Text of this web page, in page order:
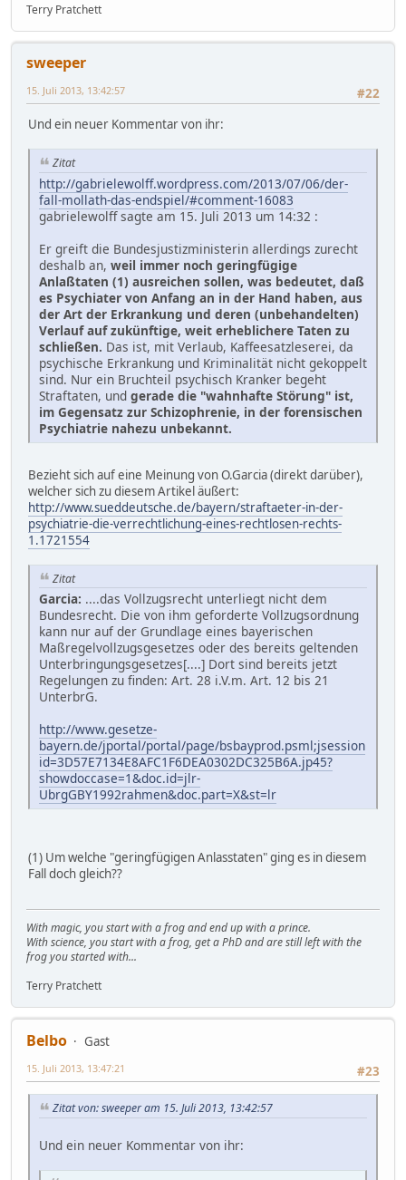
Terry Pratchett
sweeper
#22
15. Juli 2013, 13:42:57
Und ein neuer Kommentar von ihr:
Zitat
http://gabrielewolff.wordpress.com/2013/07/06/der-
fall-mollath-das-endspiel/#comment-16083
gabrielewolff sagte am 15. Juli 2013 um 14:32 :
Er greift die Bundesjustizministerin allerdings zurecht
deshalb an, weil immer noch geringfügige
Anlaßtaten (1) ausreichen sollen, was bedeutet, daß
es Psychiater von Anfang an in der Hand haben, aus
der Art der Erkrankung und deren (unbehandelten)
Verlauf auf zukünftige, weit erheblichere Taten zu
schließen. Das ist, mit Verlaub, Kaffeesatzleserei, da
psychische Erkrankung und Kriminalität nicht gekoppelt
sind. Nur ein Bruchteil psychisch Kranker begeht
Straftaten, und gerade die "wahnhafte Störung" ist,
im Gegensatz zur Schizophrenie, in der forensischen
Psychiatrie nahezu unbekannt.
Bezieht sich auf eine Meinung von O.Garcia (direkt darüber),
welcher sich zu diesem Artikel äußert:
http://www.sueddeutsche.de/bayern/straftaeter-in-der-
psychiatrie-die-verrechtlichung-eines-rechtlosen-rechts-
1.1721554
Zitat
Garcia: ....das Vollzugsrecht unterliegt nicht dem
Bundesrecht. Die von ihm geforderte Vollzugsordnung
kann nur auf der Grundlage eines bayerischen
Maßregelvollzugsgesetzes oder des bereits geltenden
Unterbringungsgesetzes[....] Dort sind bereits jetzt
Regelungen zu finden: Art. 28 i.V.m. Art. 12 bis 21
UnterbrG.
http://www.gesetze-
bayern.de/jportal/portal/page/bsbayprod.psml;jsession
id=3D57E7134E8AFC1F6DEA0302DC325B6A.jp45?
showdoccase=1&doc.id=jlr-
UbrgGBY1992rahmen&doc.part=X&st=lr
(1) Um welche "geringfügigen Anlasstaten" ging es in diesem
Fall doch gleich??
With magic, you start with a frog and end up with a prince.
With science, you start with a frog, get a PhD and are still left with the
frog you started with...
Terry Pratchett
Belbo
Gast
#23
15. Juli 2013, 13:47:21
Zitat von: sweeper am 15. Juli 2013, 13:42:57
Und ein neuer Kommentar von ihr: